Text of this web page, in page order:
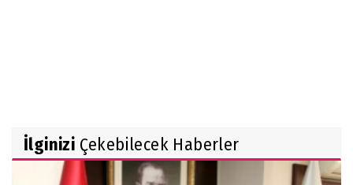
İlginizi Çekebilecek Haberler